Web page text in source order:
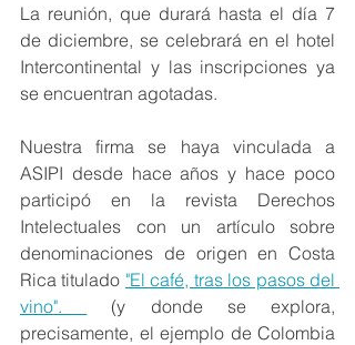
La reunión, que durará hasta el día 7
de diciembre, se celebrará en el hotel
Intercontinental y las inscripciones ya
se encuentran agotadas.
Nuestra firma se haya vinculada a
ASIPI desde hace años y hace poco
participó en la revista Derechos
Intelectuales con un artículo sobre
denominaciones de origen en Costa
Rica titulado "El café, tras los pasos del
vino".
(y donde se explora,
precisamente, el ejemplo de Colombia